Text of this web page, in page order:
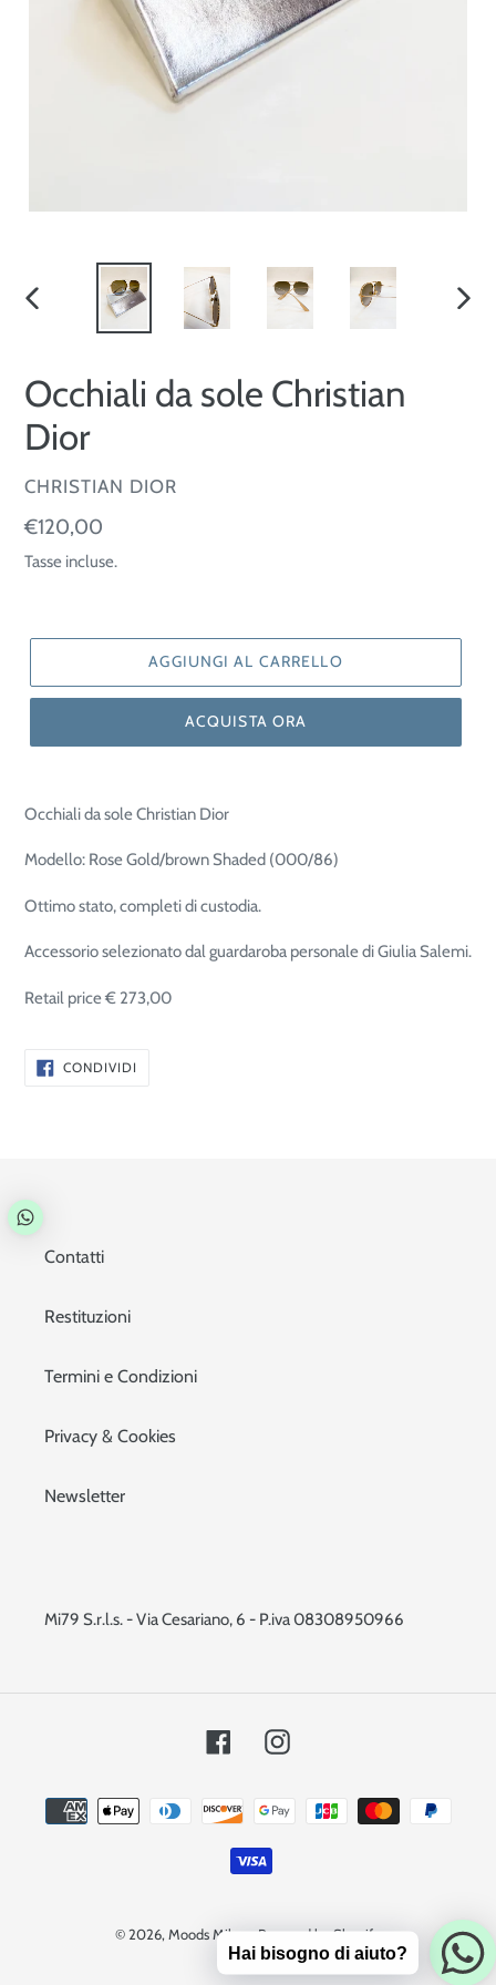
Occhiali da sole Christian
Dior
VENDITORE
CHRISTIAN DIOR
Prezzo
di
€120,00
Tasse incluse.
AGGIUNGI AL CARRELLO
ACQUISTA ORA
Occhiali da sole Christian Dior
Modello: Rose Gold/brown Shaded (000/86)
Ottimo stato, completi di custodia.
Accessorio selezionato dal guardaroba personale di Giulia Salemi.
Retail price € 273,00
CONDIVIDI
Contatti
Restituzioni
Termini e Condizioni
Privacy & Cookies
Newsletter
Mi79 S.r.l.s. - Via Cesariano, 6 - P.iva 08308950966
FacebookInstagram
Metodi
di
pagamento
© 2026, Moods Milano Powered by Shopify
Hai bisogno di aiuto?